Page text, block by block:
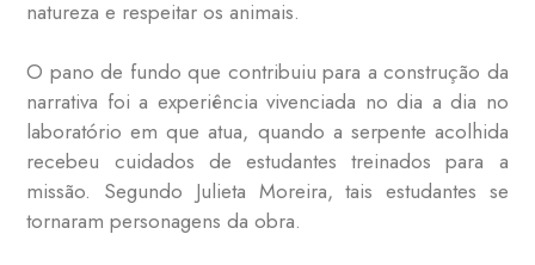
natureza e respeitar os animais.
O pano de fundo que contribuiu para a construção da
narrativa foi a experiência vivenciada no dia a dia no
laboratório em que atua, quando a serpente acolhida
recebeu cuidados de estudantes treinados para a
missão. Segundo Julieta Moreira, tais estudantes se
tornaram personagens da obra.